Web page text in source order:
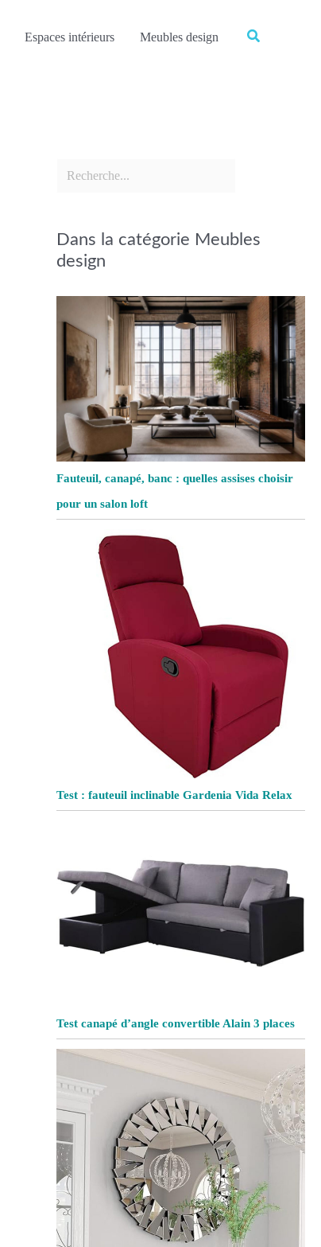
Espaces intérieurs Meubles design Rechercher
Dans la catégorie Meubles
design
Fauteuil, canapé, banc : quelles assises choisir
pour un salon loft
Test : fauteuil inclinable Gardenia Vida Relax
Test canapé d’angle convertible Alain 3 places